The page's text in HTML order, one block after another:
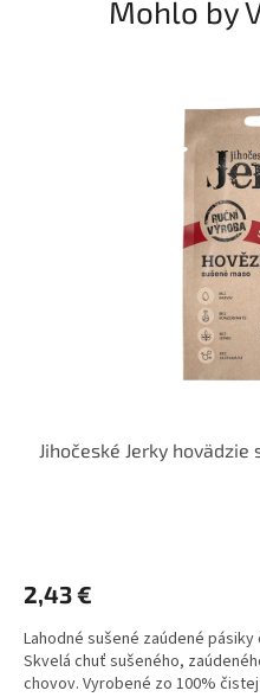
Mohlo by
Jihočeské Jerky
2,43 €
Lahodné sušené zaúdené
Skvelá chuť sušeného,
chovov. Vyrobené zo 100%